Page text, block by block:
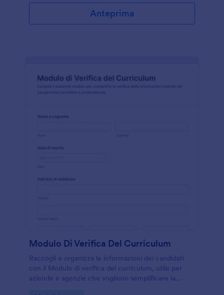
Anteprima
Modulo Di Verifica Del Curriculum
Raccogli e organizza le informazioni dei candidati
con il Modulo di verifica del curriculum, utile per
aziende e agenzie che vogliono semplificare la